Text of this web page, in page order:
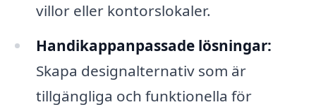
villor eller kontorslokaler.
Handikappanpassade lösningar:
Skapa designalternativ som är
tillgängliga och funktionella för